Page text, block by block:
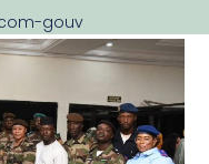
gouv